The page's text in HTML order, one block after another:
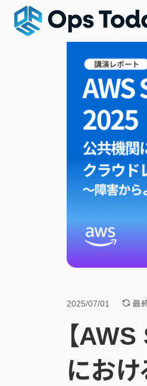
2025/07/01 最
【
におけ